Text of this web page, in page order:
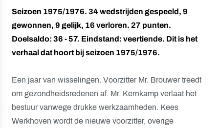
Seizoen 1975/1976. 34 wedstrijden gespeeld, 9
gewonnen, 9 gelijk, 16 verloren. 27 punten.
Doelsaldo: 36 - 57. Eindstand: veertiende. Dit is het
verhaal dat hoort bij seizoen 1975/1976.
Een jaar van wisselingen. Voorzitter Mr. Brouwer treedt
om gezondheidsredenen af. Mr. Kernkamp verlaat het
bestuur vanwege drukke werkzaamheden. Kees
Werkhoven wordt de nieuwe voorzitter, overige